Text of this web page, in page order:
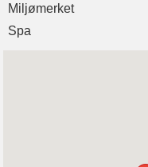
Miljømerket
Spa